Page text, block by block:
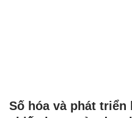
Số hóa và phát